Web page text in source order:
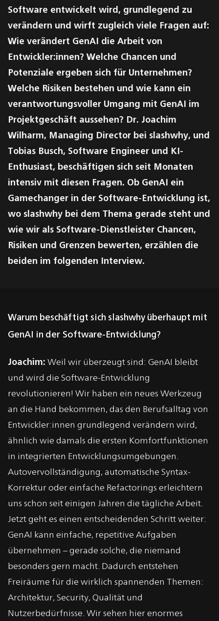
Software entwickelt wird, grundlegend zu
verändern und wirft zugleich viele Fragen auf:
Wie verändert GenAI die Arbeit von
Entwickler:innen? Welche Chancen und
Potenziale ergeben sich für Unternehmen?
Welche Risiken bestehen und wie kann ein
verantwortungsvoller Umgang mit GenAI im
Projektgeschäft aussehen? Dr. Joachim
Wilharm, Managing Director bei slashwhy, und
Tobias Busch, Software Engineer und KI-
Enthusiast, beschäftigen sich seit Monaten
intensiv mit diesen Fragen. Ob GenAI ein
Gamechanger in der Software-Entwicklung ist,
wo slashwhy bei dem Thema gerade steht und
wie wir als Software-Dienstleister Chancen,
Risiken und Grenzen bewerten, erzählen die
beiden im folgenden Interview.
Warum beschäftigt sich slashwhy überhaupt mit
GenAI in der Software-Entwicklung?
Joachim: Weil wir überzeugt sind: GenAI bleibt
und wird die Software-Entwicklung
revolutionieren! Wir haben ein neues Werkzeug
an die Hand bekommen, das den Berufsalltag von
Entwickler:innen grundlegend verändern wird,
ähnlich wie damals die ersten Komfortfunktionen
in integrierten Entwicklungsumgebungen.
Autovervollständigung, automatische Syntax-
Korrektur oder einfache Refactorings erleichtern
uns schon seit einigen Jahren die tägliche Arbeit.
Jetzt geht es einen entscheidenden Schritt weiter:
GenAI kann einfache, repetitive Aufgaben
übernehmen – gerade solche, die niemand
besonders gern macht. Dadurch entstehen
Freiräume für die wirklich spannenden Themen:
Architektur, Security, Qualität und
Nutzerbedürfnisse. Wir sehen hier enormes